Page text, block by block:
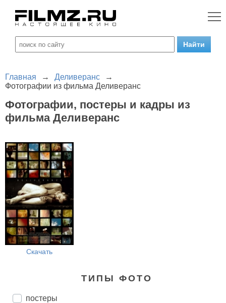
Главная → Деливеранс
→
Фотографии из фильма Деливеранс
Фотографии, постеры и кадры из
фильма Деливеранс
Скачать
ТИПЫ ФОТО
постеры